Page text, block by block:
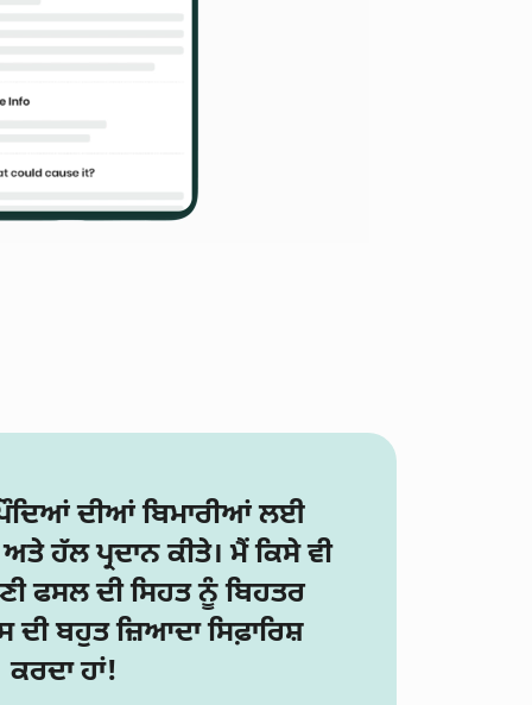
ਦੀਆਂ ਬਿਮਾਰੀਆਂ ਲਈ
ਹੱਲ ਪ੍ਰਦਾਨ ਕੀਤੇ। ਮੈਂ ਕਿਸੇ ਵੀ
ਫਸਲ ਦੀ ਸਿਹਤ ਨੂੰ ਬਿਹਤਰ
ਬਹੁਤ ਜ਼ਿਆਦਾ ਸਿਫ਼ਾਰਿਸ਼
ਕਰਦਾ ਹਾਂ!